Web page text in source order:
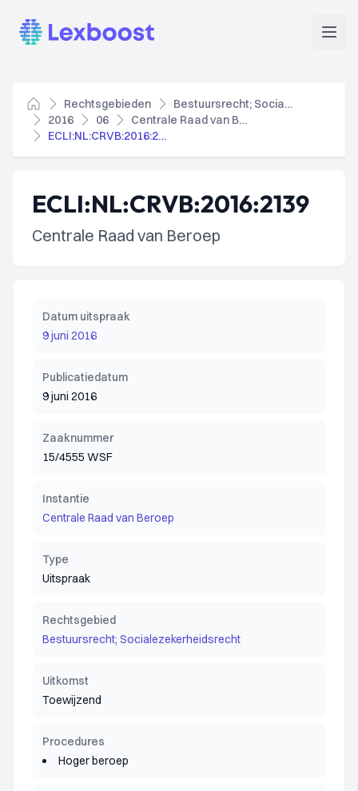
Lexboost
Home
Rechtsgebieden
Bestuursrecht; Socialezekerheidsrecht
2016
06
Centrale Raad van Beroep
ECLI:NL:CRVB:2016:2139
ECLI:NL:CRVB:2016:2139
Centrale Raad van Beroep
Datum uitspraak
9 juni 2016
Publicatiedatum
9 juni 2016
Zaaknummer
15/4555 WSF
Instantie
Centrale Raad van Beroep
Type
Uitspraak
Rechtsgebied
Bestuursrecht; Socialezekerheidsrecht
Uitkomst
Toewijzend
Procedures
Hoger beroep